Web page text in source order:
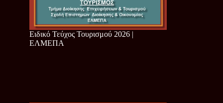
Ειδικό Τεύχος Τουρισμού 2026 |
ΕΛΜΕΠΑ